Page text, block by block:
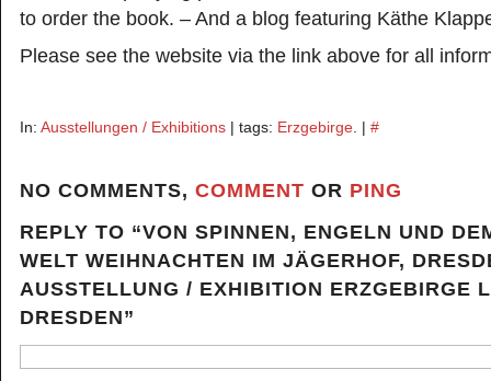
to order the book. – And a blog featuring Käthe
Please see the website via the link above for all
In: Ausstellungen / Exhibitions | tags: Erzgebirge . | #
NO COMMENTS, COMMENT OR PING
REPLY TO “VON SPINNEN, ENGELN UND
WELT WEIHNACHTEN IM JÄGERHOF,
AUSSTELLUNG / EXHIBITION ERZGEBIRGE
DRESDEN”